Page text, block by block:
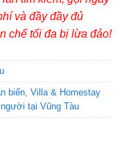
và đầy đầy đủ
chế tối đa bị lừa đảo!
biển, Villa & Homestay
tại Vũng Tàu